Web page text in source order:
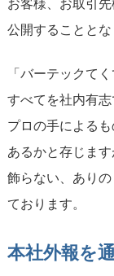
お客様、お取引
公開することとな
「バーテックて
すべてを社内有志
プロの手による
あるかと存じま
飾らない、あり
ております。
本社外報を